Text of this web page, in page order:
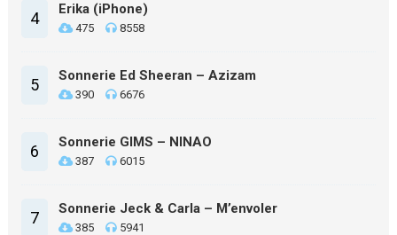
4 Erika (iPhone)
475 8558
5 Sonnerie Ed Sheeran – Azizam
390 6676
6 Sonnerie GIMS – NINAO
387 6015
7 Sonnerie Jeck & Carla – M’envoler
385 5941